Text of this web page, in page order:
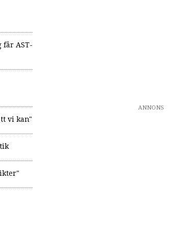
får AST-
vi kan"
ANNONS